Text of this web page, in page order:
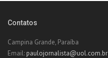
Contatos
Campina Grande, Paraíba
Email: paulojornalista@uol.com.br